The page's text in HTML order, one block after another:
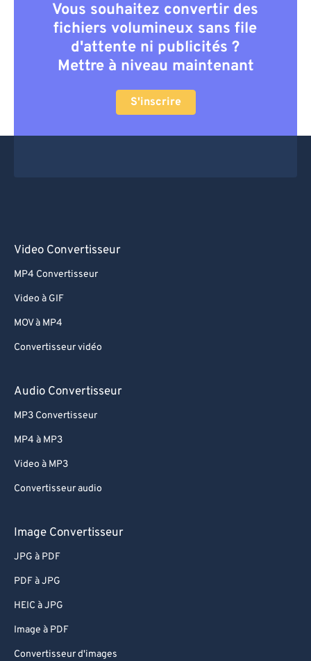
Vous souhaitez convertir des
fichiers volumineux sans file
d'attente ni publicités ?
Mettre à niveau maintenant
S'inscrire
Video Convertisseur
MP4 Convertisseur
Video à GIF
MOV à MP4
Convertisseur vidéo
Audio Convertisseur
MP3 Convertisseur
MP4 à MP3
Video à MP3
Convertisseur audio
Image Convertisseur
JPG à PDF
PDF à JPG
HEIC à JPG
Image à PDF
Convertisseur d'images